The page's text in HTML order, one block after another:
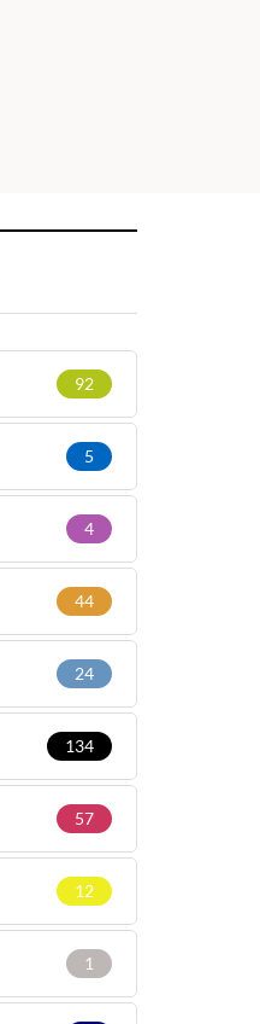
92
5
4
44
24
134
57
12
1